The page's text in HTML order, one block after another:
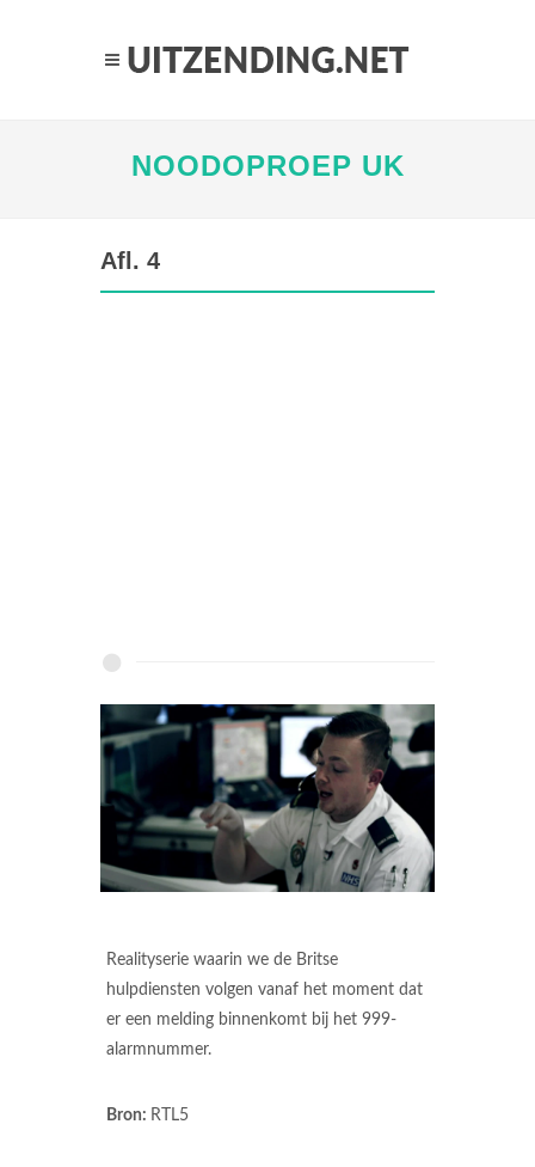
NOODOPROEP UK
Afl. 4
Realityserie waarin we de Britse
hulpdiensten volgen vanaf het moment dat
er een melding binnenkomt bij het 999-
alarmnummer.
Bron: RTL5